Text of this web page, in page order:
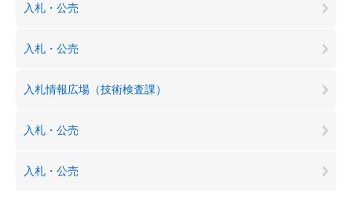
入札・公売
入札・公売
入札情報広場（技術検査課）
入札・公売
入札・公売